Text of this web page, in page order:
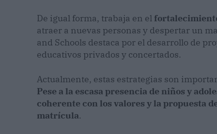
De igual forma, trabaja en el
atraer a nuevas personas y despertar un
and Schools destaca por el desarrollo de
educativos privados y concertados.
Actualmente, estas estrategias son
Pese a la escasa presencia de niños y
coherente con los valores y la propuesta
matrícula.